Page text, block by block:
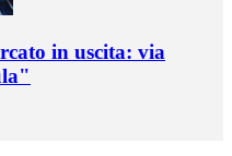
in uscita: via